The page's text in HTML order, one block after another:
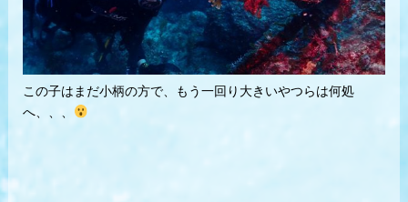
この子はまだ小柄の方で、もう一回り大きいやつらは何処
へ、、、